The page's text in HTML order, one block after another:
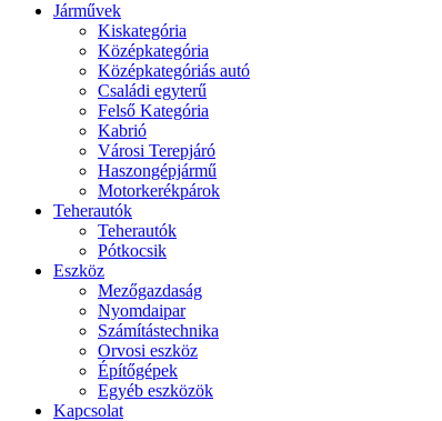
Járművek
Kiskategória
Középkategória
Középkategóriás autó
Családi egyterű
Felső Kategória
Kabrió
Városi Terepjáró
Haszongépjármű
Motorkerékpárok
Teherautók
Teherautók
Pótkocsik
Eszköz
Mezőgazdaság
Nyomdaipar
Számítástechnika
Orvosi eszköz
Építőgépek
Egyéb eszközök
Kapcsolat